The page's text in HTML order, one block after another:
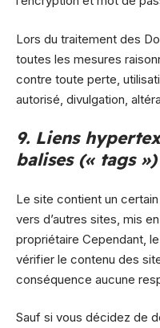
Lors du traitement des
toutes les mesures
contre toute perte,
autorisé, divulgation,
9. Liens
balises (« tags
Le site contient un
vers d’autres sites, mis
propriétaire Cependant,
vérifier le contenu des
conséquence aucune
Sauf si vous décidez de